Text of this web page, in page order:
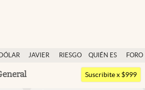
DÓLAR
JAVIER
RIESGO
QUIÉN ES
QUIÉN
FORO
Argentina
Suscribite x $999